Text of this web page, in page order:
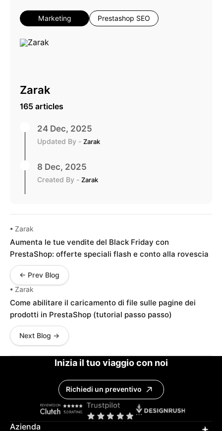
Marketing Prestashop SEO
Zarak
165 articles
24 Dec, 2025
Updated By - Zarak
8 Dec, 2025
Created By - Zarak
• Zarak
Aumenta le tue vendite del Black Friday con
PrestaShop: offerte speciali flash e conto alla rovescia
← Prev Blog
• Zarak
Come abilitare il caricamento di file sulle pagine dei
prodotti in PrestaShop (tutorial passo passo)
Next Blog →
Inizia il tuo viaggio con noi
Richiedi un preventivo
Azienda